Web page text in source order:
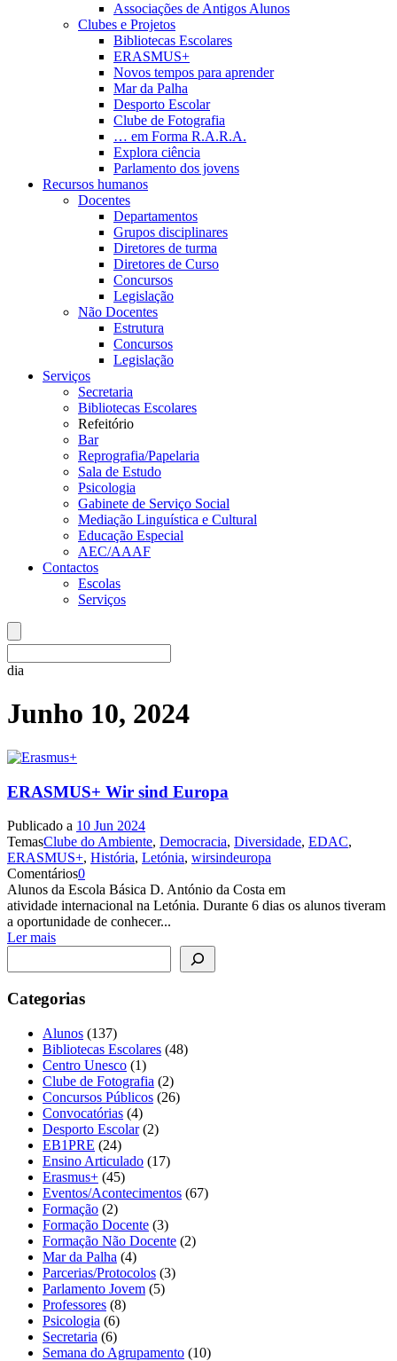
Associações de Antigos Alunos
Clubes e Projetos
Bibliotecas Escolares
ERASMUS+
Novos tempos para aprender
Mar da Palha
Desporto Escolar
Clube de Fotografia
… em Forma R.A.R.A.
Explora ciência
Parlamento dos jovens
Recursos humanos
Docentes
Departamentos
Grupos disciplinares
Diretores de turma
Diretores de Curso
Concursos
Legislação
Não Docentes
Estrutura
Concursos
Legislação
Serviços
Secretaria
Bibliotecas Escolares
Refeitório
Bar
Reprografia/Papelaria
Sala de Estudo
Psicologia
Gabinete de Serviço Social
Mediação Linguística e Cultural
Educação Especial
AEC/AAAF
Contactos
Escolas
Serviços
dia
Junho 10, 2024
ERASMUS+ Wir sind Europa
Publicado a 10 Jun 2024
TemasClube do Ambiente, Democracia, Diversidade, EDAC,
ERASMUS+, História, Letónia, wirsindeuropa
Comentários0
Alunos da Escola Básica D. António da Costa em
atividade internacional na Letónia. Durante 6 dias os alunos tiveram
a oportunidade de conhecer...
Ler mais
Categorias
Alunos (137)
Bibliotecas Escolares (48)
Centro Unesco (1)
Clube de Fotografia (2)
Concursos Públicos (26)
Convocatórias (4)
Desporto Escolar(2)
EB1PRE (24)
Ensino Articulado (17)
Erasmus+ (45)
Eventos/Acontecimentos (67)
Formação (2)
Formação Docente (3)
Formação Não Docente (2)
Mar da Palha (4)
Parcerias/Protocolos (3)
Parlamento Jovem (5)
Professores (8)
Psicologia (6)
Secretaria (6)
Semana do Agrupamento (10)